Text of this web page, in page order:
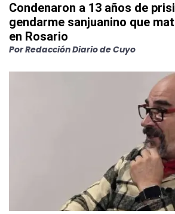
Condenaron a 13 años de
gendarme sanjuanino que
en Rosario
PorRedacción Diario de Cuyo